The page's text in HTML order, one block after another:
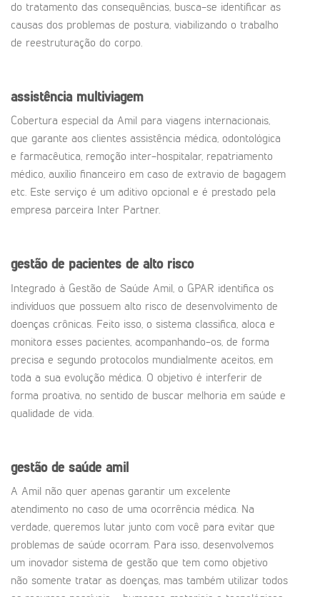
do tratamento das consequências, busca-se identificar as
causas dos problemas de postura, viabilizando o trabalho
de reestruturação do corpo.
assistência multiviagem
Cobertura especial da Amil para viagens internacionais,
que garante aos clientes assistência médica, odontológica
e farmacêutica, remoção inter-hospitalar, repatriamento
médico, auxílio financeiro em caso de extravio de bagagem
etc. Este serviço é um aditivo opcional e é prestado pela
empresa parceira Inter Partner.
gestão de pacientes de alto risco
Integrado à Gestão de Saúde Amil, o GPAR identifica os
indivíduos que possuem alto risco de desenvolvimento de
doenças crônicas. Feito isso, o sistema classifica, aloca e
monitora esses pacientes, acompanhando-os, de forma
precisa e segundo protocolos mundialmente aceitos, em
toda a sua evolução médica. O objetivo é interferir de
forma proativa, no sentido de buscar melhoria em saúde e
qualidade de vida.
gestão de saúde amil
A Amil não quer apenas garantir um excelente
atendimento no caso de uma ocorrência médica. Na
verdade, queremos lutar junto com você para evitar que
problemas de saúde ocorram. Para isso, desenvolvemos
um inovador sistema de gestão que tem como objetivo
não somente tratar as doenças, mas também utilizar todos